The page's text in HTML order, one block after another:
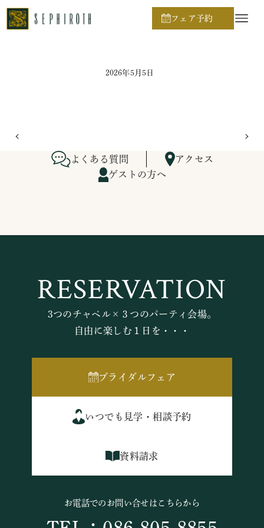
フェア予約
ホーム
2026年5月5日
よくある質問
アクセス
ゲストの方へ
RESERVATION
3つのチャペル×３つのパーティ会場。
自由に楽しむ１日を・・・
ブライダルフェア
いつでも見学・相談予約
資料請求
お電話でのお問い合せはこちらから